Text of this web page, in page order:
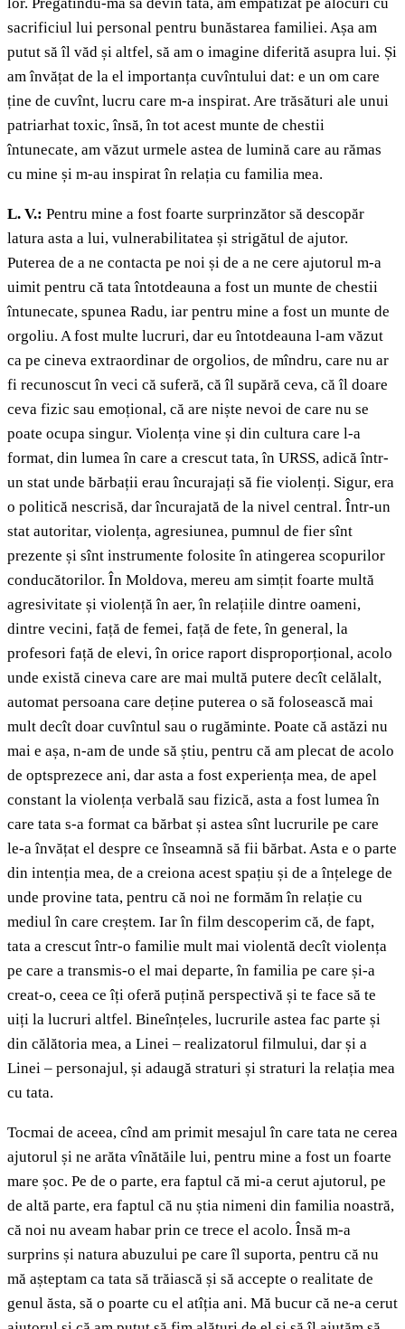
lor. Pregătindu-mă să devin tată, am empatizat pe alocuri cu
sacrificiul lui personal pentru bunăstarea familiei. Așa am
putut să îl văd și altfel, să am o imagine diferită asupra lui. Și
am învățat de la el importanța cuvîntului dat: e un om care
ține de cuvînt, lucru care m-a inspirat. Are trăsături ale unui
patriarhat toxic, însă, în tot acest munte de chestii
întunecate, am văzut urmele astea de lumină care au rămas
cu mine și m-au inspirat în relația cu familia mea.
L. V.: Pentru mine a fost foarte surprinzător să descopăr
latura asta a lui, vulnerabilitatea și strigătul de ajutor.
Puterea de a ne contacta pe noi și de a ne cere ajutorul m-a
uimit pentru că tata întotdeauna a fost un munte de chestii
întunecate, spunea Radu, iar pentru mine a fost un munte de
orgoliu. A fost multe lucruri, dar eu întotdeauna l-am văzut
ca pe cineva extraordinar de orgolios, de mîndru, care nu ar
fi recunoscut în veci că suferă, că îl supără ceva, că îl doare
ceva fizic sau emoțional, că are niște nevoi de care nu se
poate ocupa singur. Violența vine și din cultura care l-a
format, din lumea în care a crescut tata, în URSS, adică într-
un stat unde bărbații erau încurajați să fie violenți. Sigur, era
o politică nescrisă, dar încurajată de la nivel central. Într-un
stat autoritar, violența, agresiunea, pumnul de fier sînt
prezente și sînt instrumente folosite în atingerea scopurilor
conducătorilor. În Moldova, mereu am simțit foarte multă
agresivitate și violență în aer, în relațiile dintre oameni,
dintre vecini, față de femei, față de fete, în general, la
profesori față de elevi, în orice raport disproporțional, acolo
unde există cineva care are mai multă putere decît celălalt,
automat persoana care deține puterea o să folosească mai
mult decît doar cuvîntul sau o rugăminte. Poate că astăzi nu
mai e așa, n-am de unde să știu, pentru că am plecat de acolo
de optsprezece ani, dar asta a fost experiența mea, de apel
constant la violența verbală sau fizică, asta a fost lumea în
care tata s-a format ca bărbat și astea sînt lucrurile pe care
le-a învățat el despre ce înseamnă să fii bărbat. Asta e o parte
din intenția mea, de a creiona acest spațiu și de a înțelege de
unde provine tata, pentru că noi ne formăm în relație cu
mediul în care creștem. Iar în film descoperim că, de fapt,
tata a crescut într-o familie mult mai violentă decît violența
pe care a transmis-o el mai departe, în familia pe care și-a
creat-o, ceea ce îți oferă puțină perspectivă și te face să te
uiți la lucruri altfel. Bineînțeles, lucrurile astea fac parte și
din călătoria mea, a Linei – realizatorul filmului, dar și a
Linei – personajul, și adaugă straturi și straturi la relația mea
cu tata.
Tocmai de aceea, cînd am primit mesajul în care tata ne cerea
ajutorul și ne arăta vînătăile lui, pentru mine a fost un foarte
mare șoc. Pe de o parte, era faptul că mi-a cerut ajutorul, pe
de altă parte, era faptul că nu știa nimeni din familia noastră,
că noi nu aveam habar prin ce trece el acolo. Însă m-a
surprins și natura abuzului pe care îl suporta, pentru că nu
mă așteptam ca tata să trăiască și să accepte o realitate de
genul ăsta, să o poarte cu el atîția ani. Mă bucur că ne-a cerut